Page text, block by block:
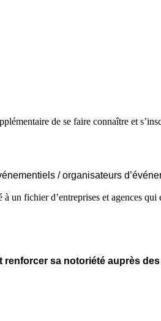
de se faire connaître et
/ organisateurs
un fichier d’entreprises et agences
renforcer sa notoriété auprès